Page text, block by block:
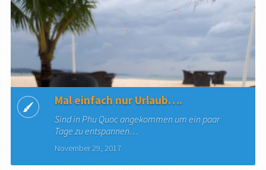
Mal einfach nur Urlaub….
Sind in Phu Quoc angekommen um ein paar
Tage zu entspannen…
November 29, 2017